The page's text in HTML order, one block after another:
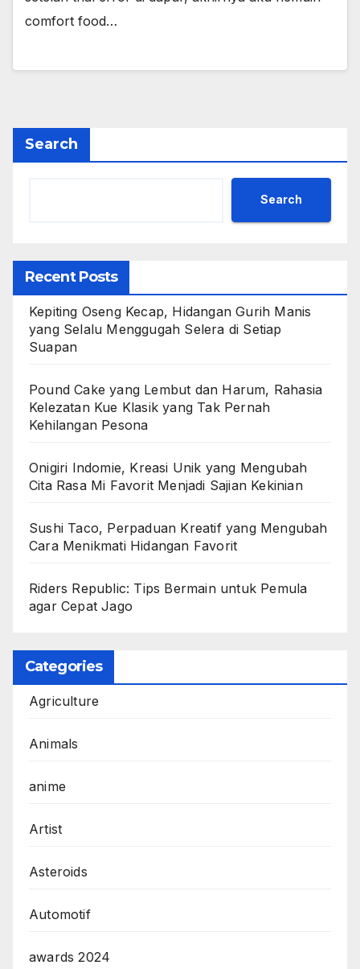
comfort food…
Search
Search
Recent Posts
Kepiting Oseng Kecap, Hidangan Gurih Manis
yang Selalu Menggugah Selera di Setiap
Suapan
Pound Cake yang Lembut dan Harum, Rahasia
Kelezatan Kue Klasik yang Tak Pernah
Kehilangan Pesona
Onigiri Indomie, Kreasi Unik yang Mengubah
Cita Rasa Mi Favorit Menjadi Sajian Kekinian
Sushi Taco, Perpaduan Kreatif yang Mengubah
Cara Menikmati Hidangan Favorit
Riders Republic: Tips Bermain untuk Pemula
agar Cepat Jago
Categories
Agriculture
Animals
anime
Artist
Asteroids
Automotif
awards 2024